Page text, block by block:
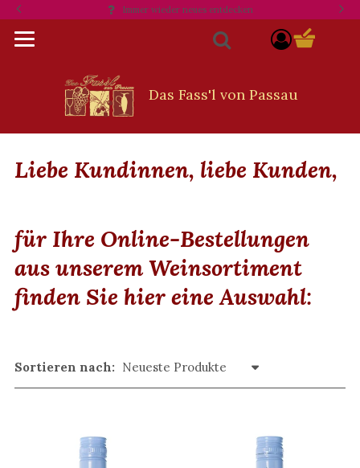
Immer wieder neues entdecken
Liebe Kundinnen, liebe Kunden,
für Ihre Online-Bestellungen
aus unserem Weinsortiment
finden Sie hier eine Auswahl:
Sortieren nach: